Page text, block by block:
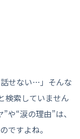
せない…」そんな
索していません
や“涙の理由”は、
ですよね。